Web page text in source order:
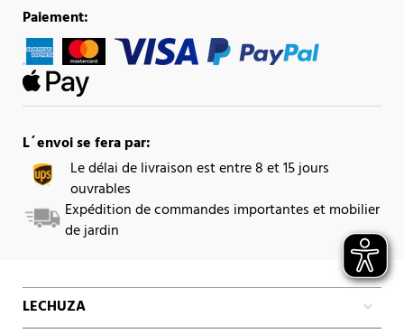
Paiement:
L´envoi se fera par:
Le délai de livraison est entre 8 et 15 jours
ouvrables
Expédition de commandes importantes et mobilier
de jardin
LECHUZA